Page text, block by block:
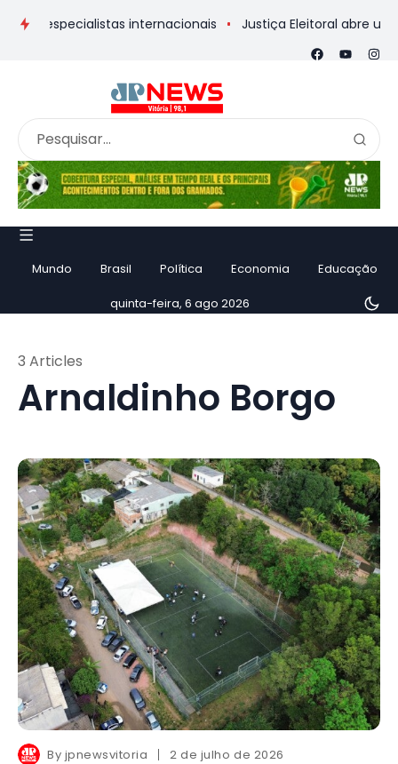
internacionais Justiça Eleitoral abre urna
Mundo Brasil Política Economia Educação
quinta-feira, 6 ago 2026
Arnaldinho Borgo
3 Articles
By jpnewsvitoria 2 de julho de 2026